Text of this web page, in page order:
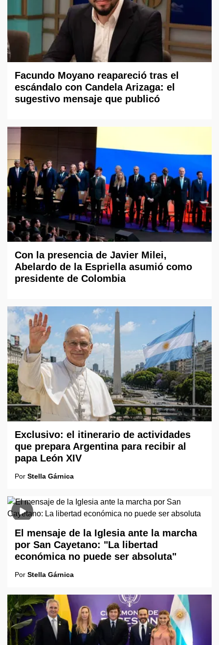
Facundo Moyano reapareció tras el
escándalo con Candela Arizaga: el
sugestivo mensaje que publicó
Con la presencia de Javier Milei,
Abelardo de la Espriella asumió como
presidente de Colombia
Exclusivo: el itinerario de actividades
que prepara Argentina para recibir al
papa León XIV
Por Stella Gárnica
El mensaje de la Iglesia ante la marcha
por San Cayetano: "La libertad
económica no puede ser absoluta"
Por Stella Gárnica